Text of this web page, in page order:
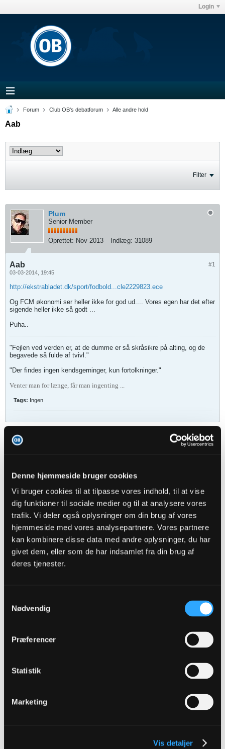
Denne hjemmeside bruger cookies
Vi bruger cookies til at tilpasse vores indhold, til at vise
dig funktioner til sociale medier og til at analysere vores
trafik. Vi deler også oplysninger om din brug af vores
hjemmeside med vores analysepartnere. Vores partnere
kan kombinere disse data med andre oplysninger, du har
givet dem, eller som de har indsamlet fra din brug af
deres tjenester.
Nødvendig
Præferencer
Statistik
Marketing
Vis detaljer
Login
Forum Club OB's debatforum Alle andre hold
Aab
Filter
Plum
Senior Member
Oprettet: Nov 2013 Indlæg: 31089
#1
Aab
03-03-2014, 19:45
http://ekstrabladet.dk/sport/fodbold...cle2229823.ece
Og FCM økonomi ser heller ikke for god ud.... Vores egen har det efter
sigende heller ikke så godt ...
Puha..
"Fejlen ved verden er, at de dumme er så skråsikre på alting, og de
begavede så fulde af tvivl."
"Der findes ingen kendsgerninger, kun fortolkninger."
Venter man for længe, får man ingenting ...
Tags: Ingen
Oprindeligt indsendt af Plum
http://ekstrabladet.dk/sport/fodbold...cle2229823.ece
Og FCM økonomi ser heller ikke for god ud.... Vores egen
har det efter sigende heller ikke så godt ...
Puha..
Fotografering:https://www.facebook.com/kentrasmussenfotografi